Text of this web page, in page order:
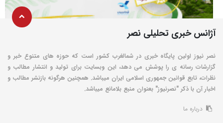
آژانس خبری تحلیلی نصر
نصر نیوز اولین پایگاه خبری در شمالغرب کشور است که حوزه های متنوع خبر و
گزارشات رسانه ی را پوشش می دهد، این وبسایت برای تولید و انتشار مطالب و
نظرات، تابع قوانین جمهوری اسلامی ایران میباشد. همچنین هرگونه بازنشر مطالب و
اخبار آن با ذکر "نصرنیوز" بعنوان منبع بلامانع میباشد.
درباره ما